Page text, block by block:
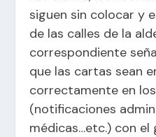
siguen sin colocar y
de las calles de la
correspondiente
que las cartas sean
correctamente en
(notificaciones
médicas…etc.) con el